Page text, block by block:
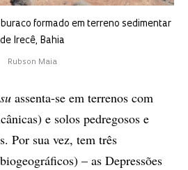
formado em terreno sedimentar
de Irecê, Bahia
Rubson Maia
assenta-se em terrenos com
e solos pedregosos e
Por sua vez, tem três
– as Depressões